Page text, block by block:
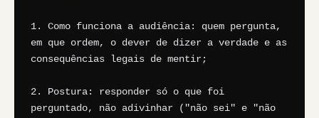
1. Como funciona a audiência: quem pergunta,
em que ordem, o dever de dizer a verdade e as
consequências legais de mentir;
2. Postura: responder só o que foi
perguntado, não adivinhar ("não sei" e "não